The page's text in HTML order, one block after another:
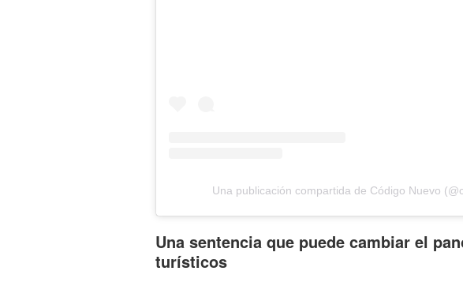
Una publicación compartida de Código Nuevo
Una sentencia que puede cambiar el
turísticos